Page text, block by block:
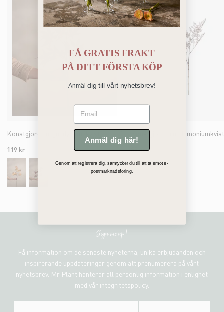
119 kr
85 kr
Sign me up!
Få information om de senaste nyheterna, unika erbjudanden och
inspirerande uppdateringar genom att prenumerera på vårt
nyhetsbrev. Mr Plant hanterar all personlig information i enlighet
med vår integritetspolicy.
FÅ GRATIS FRAKT
PÅDITT FÖRSTA KÖP
Anmäl dig till vårt nyhetsbrev!
Email
Anmäl dig här!
Genom att registrera dig, samtycker du till att ta emot e-
postmarknadsföring.